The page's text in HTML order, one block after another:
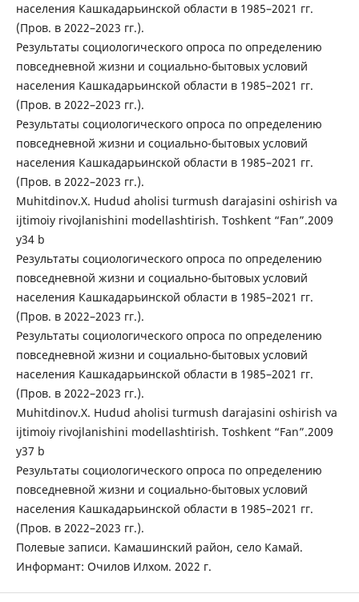
населения Кашкадарьинской области в 1985–2021 гг.
(Пров. в 2022–2023 гг.).
Результаты социологического опроса по определению
повседневной жизни и социально-бытовых условий
населения Кашкадарьинской области в 1985–2021 гг.
(Пров. в 2022–2023 гг.).
Результаты социологического опроса по определению
повседневной жизни и социально-бытовых условий
населения Кашкадарьинской области в 1985–2021 гг.
(Пров. в 2022–2023 гг.).
Muhitdinov.X. Hudud aholisi turmush darajasini oshirish va
ijtimoiy rivojlanishini modellashtirish. Toshkent “Fan”.2009
y34 b
Результаты социологического опроса по определению
повседневной жизни и социально-бытовых условий
населения Кашкадарьинской области в 1985–2021 гг.
(Пров. в 2022–2023 гг.).
Результаты социологического опроса по определению
повседневной жизни и социально-бытовых условий
населения Кашкадарьинской области в 1985–2021 гг.
(Пров. в 2022–2023 гг.).
Muhitdinov.X. Hudud aholisi turmush darajasini oshirish va
ijtimoiy rivojlanishini modellashtirish. Toshkent “Fan”.2009
y37 b
Результаты социологического опроса по определению
повседневной жизни и социально-бытовых условий
населения Кашкадарьинской области в 1985–2021 гг.
(Пров. в 2022–2023 гг.).
Полевые записи. Камашинский район, село Камай.
Информант: Очилов Илхом. 2022 г.